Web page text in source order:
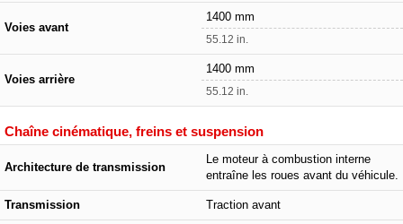
Voies avant
1400 mm
55.12 in.
Voies arrière
1400 mm
55.12 in.
Chaîne cinématique, freins et suspension
Architecture de transmission
Le moteur à combustion interne
entraîne les roues avant du véhicule.
Transmission Traction avant